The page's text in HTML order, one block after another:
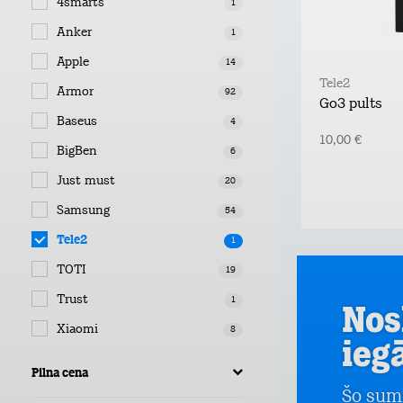
4smarts 1
Anker 1
Apple 14
Armor 92
Baseus 4
BigBen 6
Just must 20
Samsung 54
Tele2 1
TOTI 19
Trust 1
Xiaomi 8
Pilna cena
Tele2
Go3 pults
10,00 €
Šo